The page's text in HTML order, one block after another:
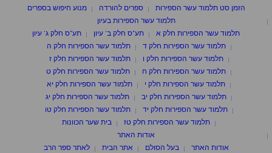
הזמן סט תלמוד עשר הספירות
ספרים להורדה
מנוע חיפוש בספרים
תלמוד עשר הספירות בעיון
תלמוד עשר הספירות חלק א
תע"ס חלק ב' עיון
תע"ס חלק ג' עיון
תלמוד עשר הספירות חלק ד
תלמוד עשר הספירות חלק ה
תלמוד עשר הספירות חלק ו
תלמוד עשר הספירות חלק ז
תלמוד עשר הספירות חלק ח
תלמוד עשר הספירות חלק ט
תלמוד עשר הספירות חלק י
תלמוד עשר הספירות חלק יא
תלמוד עשר הספירות חלק יב
תלמוד עשר הספירות חלק יג
תלמוד עשר הספירות חלק יד
תלמוד עשר הספירות חלק טו
תלמוד עשר הספירות חלק טז
בית שער הכוונות
אודות האתר
אודות האתר
בעל הסולם אתר הבית לאתר ספר הרב